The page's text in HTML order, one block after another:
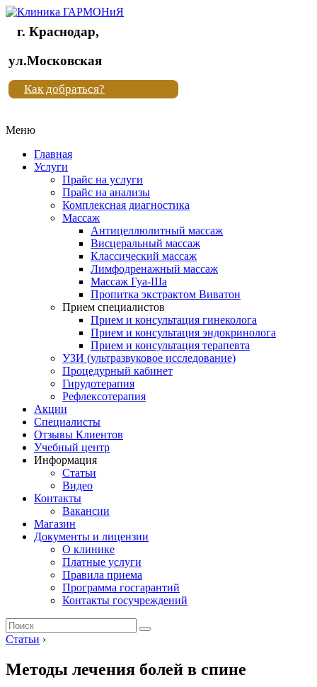
Клиника
"Новая
жизнь"
Клиника
жизнь"
г. Краснодар,
ул.Московская
Как добраться?
Меню
Главная
Услуги
Прайс на услуги
Прайс на анализы
Комплексная диагностика
Массаж
Антицеллюлитный массаж
Висцеральный массаж
Классический массаж
Лимфодренажный массаж
Массаж Гуа-Ша
Пропитка экстрактом Виватон
Прием специалистов
Прием и консультация гинеколога
Прием и консультация эндокринолога
Прием и консультация терапевта
УЗИ (ультразвуковое исследование)
Процедурный кабинет
Гирудотерапия
Рефлексотерапия
Акции
Специалисты
Отзывы Клиентов
Учебный центр
Информация
Статьи
Видео
Контакты
Вакансии
Магазин
Документы и лицензии
О клинике
Платные услуги
Правила приема
Программа госгарантий
Контакты госучреждений
Статьи ›
Методы лечения болей в спине